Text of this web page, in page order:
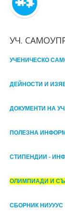
УЧ.
УЧЕНИЧЕСКО
ДЕЙНОСТИ И
ДОКУМЕНТИ НА
ПОЛЕЗНА
СТИПЕНДИИ -
ОЛИМПИАДИ И
СБОРНИК НИУУУС